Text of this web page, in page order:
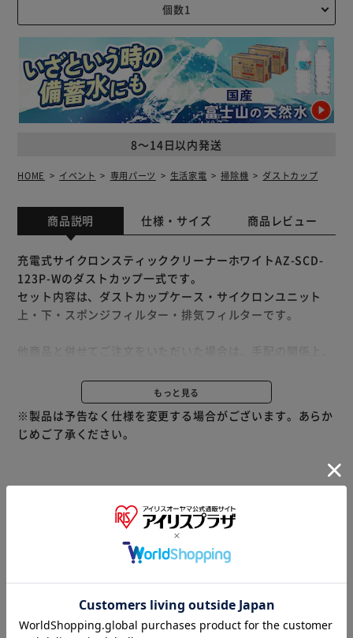
8～14日以内発送
HOME イベント 専用パーツ 生活家電 掃除機 ダストカップ
商品説明 仕様・サイズ 商品レビュー
充電式サイクロンスティッククリーナーホワイトAZ-SCD-
123P-Wのダストカップ一式です。
セット内容は、ダストカップケース・サイクロンユニット
上・下・スポンジフィルター・排気フィルターです。
※別配送となりましても別途送料が発生することはございま
もっと見る
※製品は予告なく仕様を変更する場合がございます。あらか
じめご了承ください。
▼ 食品・飲料おすすめ ▼